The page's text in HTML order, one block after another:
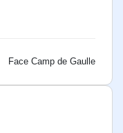
Face Camp de Gaulle